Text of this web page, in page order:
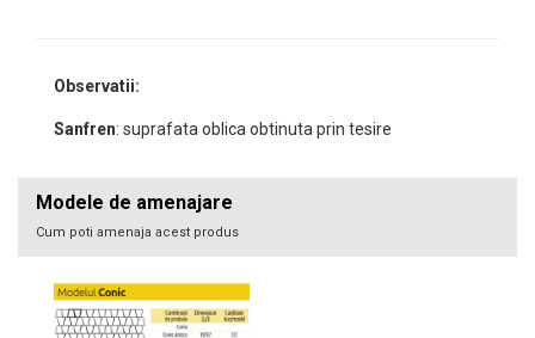
Observatii:
Sanfren: suprafata oblica obtinuta prin tesire
Modele de amenajare
Cum poti amenaja acest produs